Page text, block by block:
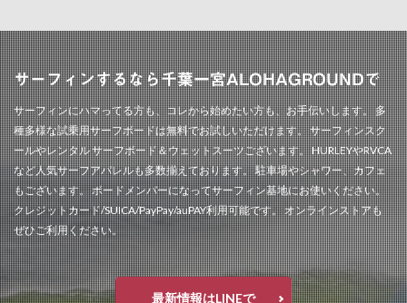
サーフィンするなら千葉一宮ALOHAGROUNDで
サーフィンにハマってる方も、コレから始めたい方も、お手伝いします。 多
種多様な試乗用サーフボードは無料でお試しいただけます。 サーフィンスク
ールやレンタル サーフボード＆ウェットスーツございます。 HURLEYやRVCA
など人気サーフアパレルも多数揃えております。 駐車場やシャワー、カフェ
もございます。 ボードメンバーになってサーフィン基地にお使いください。
クレジットカード/SUICA/PayPay/auPAY利用可能です。 オンラインストアも
ぜひご利用ください。
最新情報はLINEで